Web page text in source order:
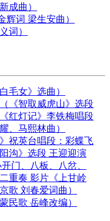
成曲）
辉词 梁生安曲）
词）
毛女》选曲）
《智取威虎山》选段
红灯记》李铁梅唱段
、马熙林曲）
祝英台唱段：彩蝶飞
沟》选段 王迎迎演
门、八板、八岔、
重奏 影片《上甘岭
歌 刘春爱词曲）
民歌 岳峰改编）